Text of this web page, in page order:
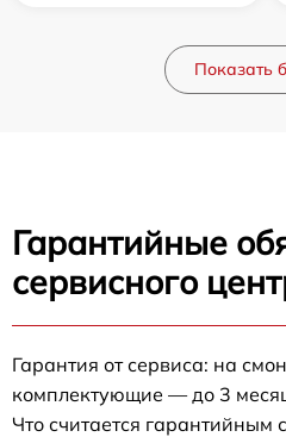
Показать
Гарантийные
сервисного
Гарантия от сервиса: на
комплектующие — до 3
Что считается гарантийным